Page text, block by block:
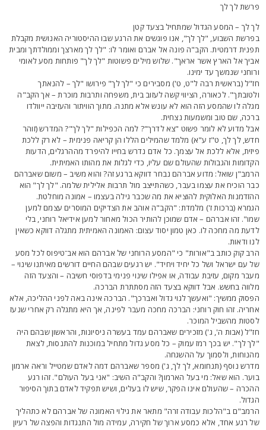
לך לך
לך – המסע הגדול שמתחיל בצעד קטן
השבוע, "לך לך", אנו פוגשים את הרגע שבו ההיסטוריה האנושית מקבלת
דרמטית. הקב"ה פונה אל אברם ואומר לו: "לך לך מארצך וממולדתך ומבית
אל הארץ אשר אראך". שלוש מילים פשוטות "לך לך" פותחות מסע לאומי
שנמשך עד ימינו.
(בראשית רבה ל"ט, ט') מסבירים כי "לך לך" פירושו "לך – להנאתך
לכאורה, הציווי קשה לעזוב בית, משפחה ותרבות מוכרת – אך הקב"ה
לו שהמסע הזה הוא לא עונש אלא מתנה. מתוך הוויתור והעזיבה ייוולדו
שם טוב ומשמעות נצחית.
מדוע לא לומר פשוט "צא לדרך"? למה הכפילות "לך לך"? המדרש (זוהר
לך לך, ט"ז ע"א) מלמד שהמילים הללו הן קריאה פנימית – לא רק ללכת
אלא ללכת אל עצמך. כל אדם נדרש בחייו להיפרד מההרגלים, הדעות
והגבולות שהעולם שם עליו, כדי לגלות את מהותו האמיתית.
שואל: מדוע אברהם נבחר דווקא ברגע זה? והוא משיב – משום שאברהם
הוכיח את עצמו בעבר, כשהתייצב מול תרבות אלילית שלמה. "לך לך" הוא
האלוקית להוציא את מה שכבר גילה בעצמו – אמונה מוחלטת.
(ברכות ז') מלמדת: "הקב"ה אוהב את הצדיקים המוסרים עצמם למען
זהו אברהם – אדם שמוכן להותיר הכול מאחור למען אידיאל רוחני, בלי
מה מחכה לו. כאן טמון יסוד עצום: האמונה האמיתית מתגלה דווקא כשאין
ודאות.
קוק כותב ב"אורות" כי "המסע הרוחני של אברהם הוא אב־טיפוס לכל מסע
עם ישראל ושל כל יחיד ויחיד". יש רגעים שבהם החיים דורשים מאיתנו שינוי –
מקום, עזיבת עבודה, או אפילו שינוי פנימי בדפוסי חשיבה – והצעד הזה
בחשש. אבל דווקא בצעד הזה מסתתרת הברכה.
ממשיך: "ואעשך לגוי גדול ואברכך". הברכה אינה באה לפני ההליכה, אלא
זהו חוק רוחני: הברכה מחכה מעבר לפינה, אך היא מתגלה רק אחרי שנעז
מהשביל המוכר.
(אבות ה', ג') מזכירים שאברהם עמד בעשרה ניסיונות, והראשון שבהם היה
לך". יש בכך רמז עמוק – כל מסע גדול מתחיל במוכנות להתנסות, לצאת
ולסמוך על ההשגחה.
נוסף (תנחומא, לך לך, ג') מספר שאברהם דמה לאדם שמטייל וראה ארמון
הוא שאל: מי בעל הארמון? והקב"ה השיב: "אני בעל העולם". זהו רגע
– שהעולם אינו הפקר, שיש לו בעלים, ושיש תפקיד לאדם בתוך הסיפור
ב"הלכות עבודה זרה" מתאר את גילוי האמונה של אברהם לא כתהליך
רגע אחד, אלא כמסע ארוך של חקירה, עמידה מול התנגדות והפצה של רעיון